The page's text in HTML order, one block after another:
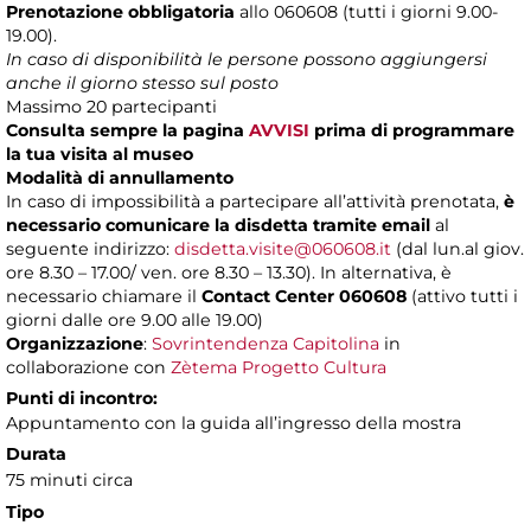
Prenotazione obbligatoria allo 060608 (tutti i giorni 9.00-
19.00).
In caso di disponibilità le persone possono aggiungersi
anche il giorno stesso sul posto
Massimo 20 partecipanti
Consulta sempre la pagina AVVISI prima di programmare
la tua visita al museo
Modalità di annullamento
In caso di impossibilità a partecipare all’attività prenotata, è
necessario comunicare la disdetta tramite email al
seguente indirizzo: disdetta.visite@060608.it (dal lun.al giov.
ore 8.30 – 17.00/ ven. ore 8.30 – 13.30). In alternativa, è
necessario chiamare il Contact Center 060608 (attivo tutti i
giorni dalle ore 9.00 alle 19.00)
Organizzazione: Sovrintendenza Capitolina in
collaborazione con Zètema Progetto Cultura
Punti di incontro:
Appuntamento con la guida all’ingresso della mostra
Durata
75 minuti circa
Tipo